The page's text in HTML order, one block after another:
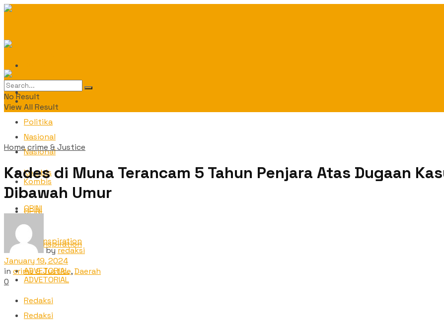
Politika
Nasional
Kombis
OPINI
TNC Inspiration
ADVETORIAL
Redaksi
Daerah
Politika
Nasional
Kombis
OPINI
TNC Inspiration
ADVETORIAL
Redaksi
No Result
View All Result
Homecrime & Justice
Kades di Muna Terancam 5 Tahun Penjara Atas Dugaan
Dibawah Umur
byredaksi
January 19, 2024
in crime & Justice,Daerah
0